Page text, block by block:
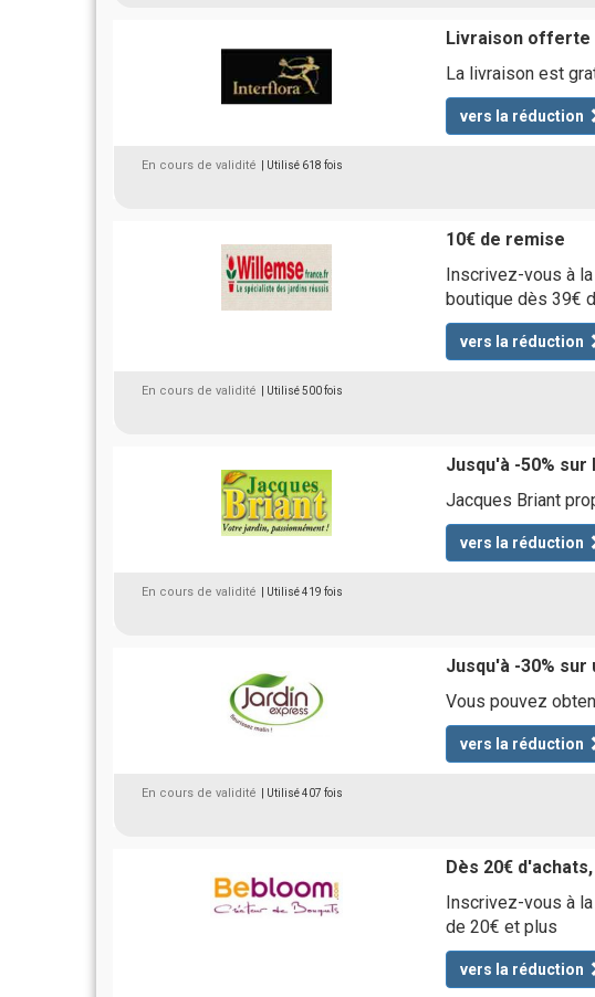
Livraison offerte
La livraison est
vers la réduction
En cours de validité | Utilisé 618 fois
10€ de remise
Inscrivez-vous à
boutique dès 39€
vers la réduction
En cours de validité | Utilisé 500 fois
Jusqu'à -50%
Jacques Briant
vers la réduction
En cours de validité | Utilisé 419 fois
Jusqu'à -30%
Vous pouvez
vers la réduction
En cours de validité | Utilisé 407 fois
Dès 20€
Inscrivez-vous à
de 20€ et plus
vers la réduction